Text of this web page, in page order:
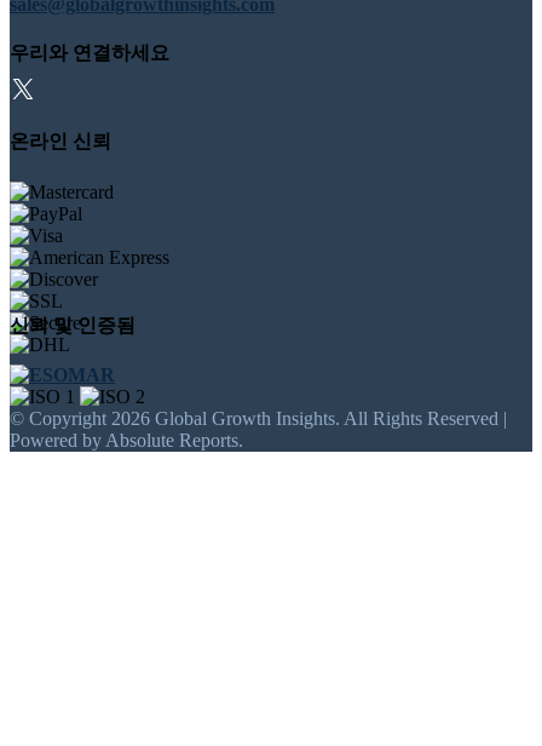
sales@globalgrowthinsights.com
우리와 연결하세요
온라인 신뢰
신뢰 및 인증됨
© Copyright 2026 Global Growth Insights. All Rights Reserved |
Powered by Absolute Reports.